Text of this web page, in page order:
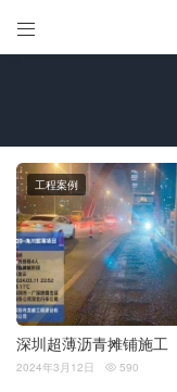

深圳超薄沥青摊铺施工
工程案例
2024年3月12日  590